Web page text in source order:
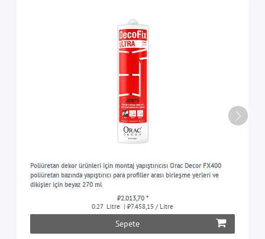
Poliüretan dekor ürünleri için montaj yapıştırıcısı Orac Decor FX400
poliüretan bazında yapıştırıcı para profiller arası birleşme yerleri ve
dikişler için beyaz 270 ml
₺2.013,70 *
0.27 Litre | ₺7.458,15 / Litre
Sepete